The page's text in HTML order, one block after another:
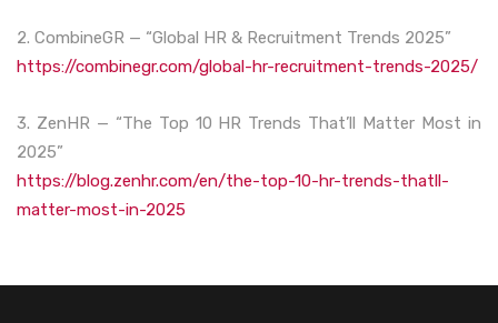
2. CombineGR — “Global HR & Recruitment Trends 2025”
https://combinegr.com/global-hr-recruitment-trends-2025/
3. ZenHR — “The Top 10 HR Trends That’ll Matter Most in
2025”
https://blog.zenhr.com/en/the-top-10-hr-trends-thatll-
matter-most-in-2025